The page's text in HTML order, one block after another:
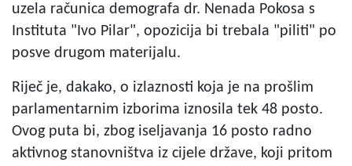
uzela računica demografa dr. Nenada Pokosa s
Instituta "Ivo Pilar", opozicija bi trebala "piliti" po
posve drugom materijalu.
Riječ je, dakako, o izlaznosti koja je na prošlim
parlamentarnim izborima iznosila tek 48 posto.
Ovog puta bi, zbog iseljavanja 16 posto radno
aktivnog stanovništva iz cijele države, koji pritom